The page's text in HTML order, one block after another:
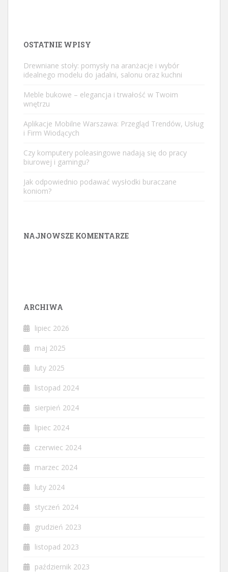
OSTATNIE WPISY
Drewniane stoły: pomysły na aranżacje i wybór
idealnego modelu do jadalni, salonu oraz kuchni
Meble bukowe – elegancja i trwałość w Twoim
wnętrzu
Aplikacje Mobilne Warszawa: Przegląd Trendów, Usług
i Firm Wiodących
Czy komputery poleasingowe nadają się do pracy
biurowej i gamingu?
Jak odpowiednio podawać wysłodki buraczane
koniom?
NAJNOWSZE KOMENTARZE
ARCHIWA
lipiec 2026
maj 2025
luty 2025
listopad 2024
sierpień 2024
lipiec 2024
czerwiec 2024
marzec 2024
luty 2024
styczeń 2024
grudzień 2023
listopad 2023
październik 2023